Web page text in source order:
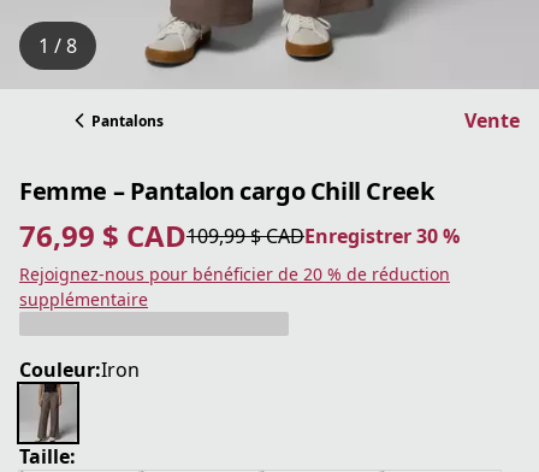
1 / 8
Pantalons Vente
Femme – Pantalon cargo Chill Creek
76,99 $ CAD
prix actuel 76,99 $ CAD109,99 $ CAD
prix original 109,99 $ CAD Enregistrer 30 %
Enregistrer 30 %
Rejoignez-nous pour bénéficier de 20 % de réduction
supplémentaire
Couleur:Iron
Taille: